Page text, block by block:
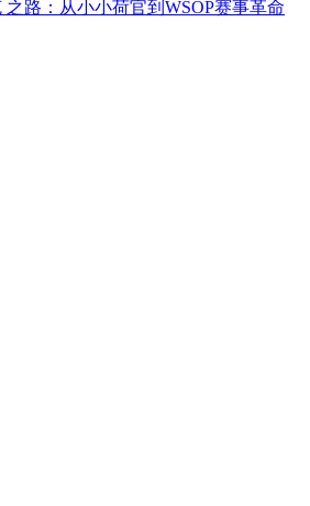
之路：从小小荷官到WSOP赛事革命